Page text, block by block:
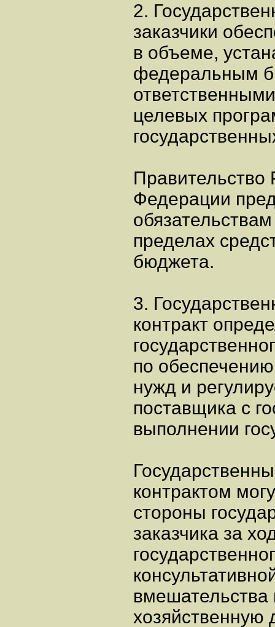
2.
заказчики
в объеме,
федеральным
целевых
Правительство
Федерации
пределах
бюджета.
3.
контракт
по
нужд и
поставщика с
выполнении
контрактом
стороны
заказчика за
вмешательства
хозяйственную